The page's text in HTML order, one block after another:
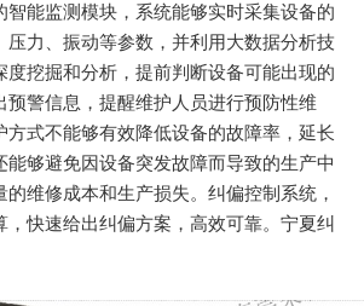
智能监测模块，系统能够实时采集设备的
压力、振动等参数，并利用大数据分析技
度挖掘和分析，提前判断设备可能出现的
预警信息，提醒维护人员进行预防性维
方式不能够有效降低设备的故障率，延长
能够避免因设备突发故障而导致的生产中
维修成本和生产损失。纠偏控制系统，
，快速给出纠偏方案，高效可靠。宁夏纠